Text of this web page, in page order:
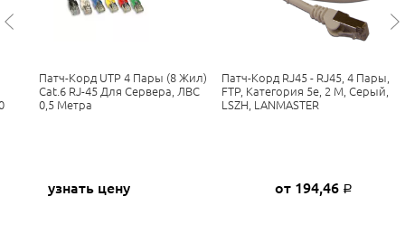
Патч-Корд UTP 4 Пары (8 Жил)
Cat.6 RJ-45 Для Сервера, ЛВС
0,5 Метра
узнать цену
Патч-Корд RJ45 - RJ45, 4 Пары,
FTP, Категория 5е, 2 М, Серый,
LSZH, LANMASTER
от 194,46 Р